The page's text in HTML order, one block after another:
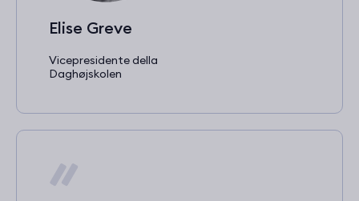
Elise Greve
Vicepresidente della
Daghøjskolen